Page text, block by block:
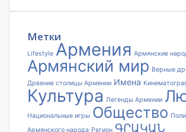
электронной
Метки
Lifestyle Армения Армянские
Армянский мир Верные
Дрвение столицы Армении Имена
Культура Легенды Армении
Национальные игры Общество
Армянского народа Регион ԳՐԱԿԱՆ